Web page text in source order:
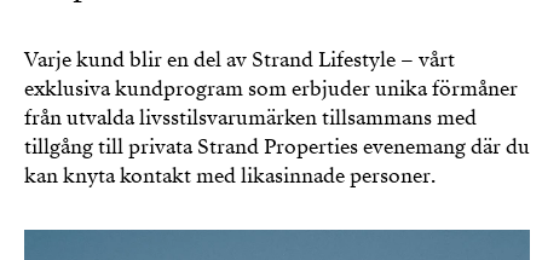
Varje kund blir en del av Strand Lifestyle – vårt
exklusiva kundprogram som erbjuder unika förmåner
från utvalda livsstilsvarumärken tillsammans med
tillgång till privata Strand Properties evenemang där du
kan knyta kontakt med likasinnade personer.